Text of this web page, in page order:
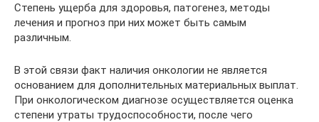
Степень ущерба для здоровья, патогенез, методы
лечения и прогноз при них может быть самым
различным.
В этой связи факт наличия онкологии не является
основанием для дополнительных материальных выплат.
При онкологическом диагнозе осуществляется оценка
степени утраты трудоспособности, после чего